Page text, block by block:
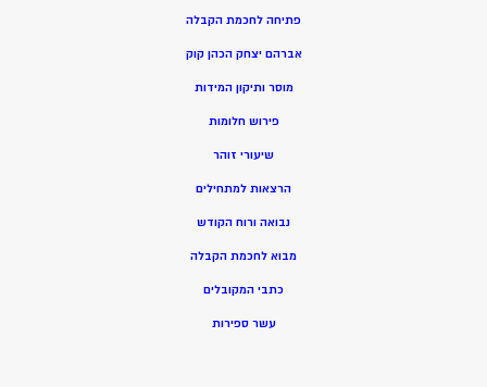
פתיחה לחכמת הקבלה
אברהם יצחק הכהן קוק
מוסר ותיקון המידות
פירוש חלומות
שיעורי זוהר
הרצאות למתחילים
נבואה ורוח הקודש
מבוא לחכמת הקבלה
כתבי המקובלים
עשר ספירות